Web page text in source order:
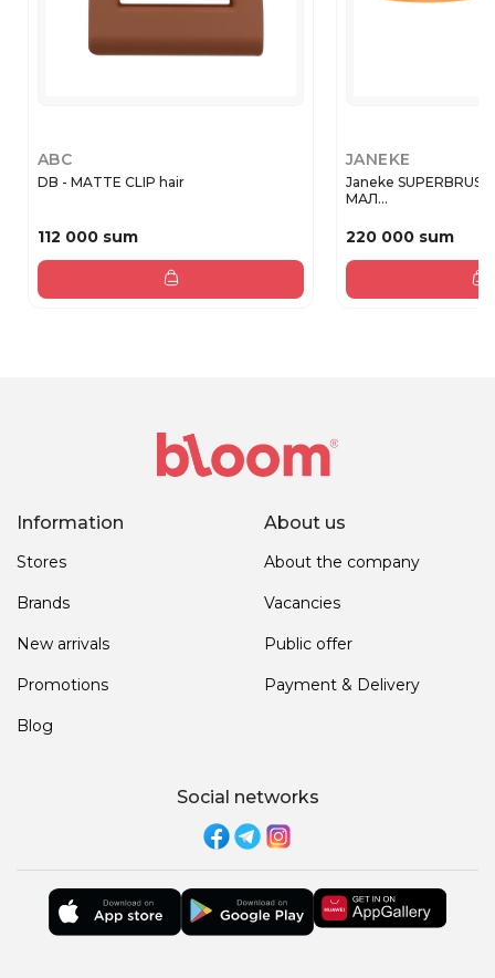
ABC
DB - MATTE CLIP hair
112 000 sum
JANEKE
Janeke
МАЛ...
220 000 sum
Information
Stores
Brands
New arrivals
Promotions
Blog
About us
About the company
Vacancies
Public offer
Payment & Delivery
Social networks